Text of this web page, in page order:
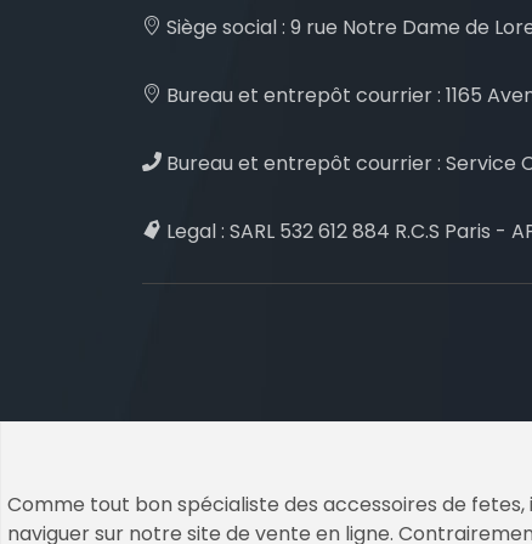
Comme tout bon spécialiste des accessoires de fetes,
naviguer sur notre site de vente en ligne.
Siège social : 9 rue Notre Dame de
Bureau et entrepôt courrier : 1165
Bureau et entrepôt courrier : Service
Legal : SARL 532 612 884 R.C.S Paris -